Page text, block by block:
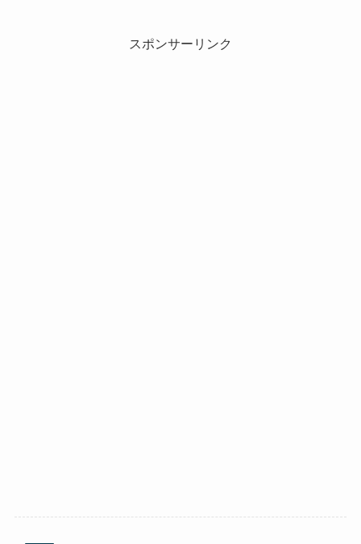
スポンサーリンク